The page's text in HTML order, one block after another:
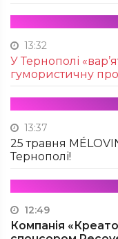
13:32
У Тернополі
гумористичну
13:37
25 травня
Тернополі!
12:49
Компанія